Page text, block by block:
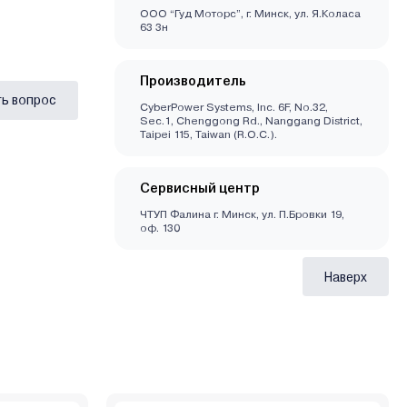
вопрос
ООО “Гуд Моторс”, г. Минск, ул. Я.Коласа
63 3н
Производитель
CyberPower Systems, Inc. 6F, No.32,
Sec.1, Chenggong Rd., Nanggang District,
Taipei 115, Taiwan (R.O.C.).
Сервисный центр
ЧТУП Фалина г. Минск, ул. П.Бровки 19,
оф. 130
Наверх